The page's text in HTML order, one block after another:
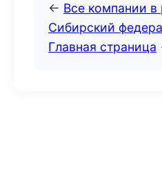
← Все компании в
Сибирский
Главная страница